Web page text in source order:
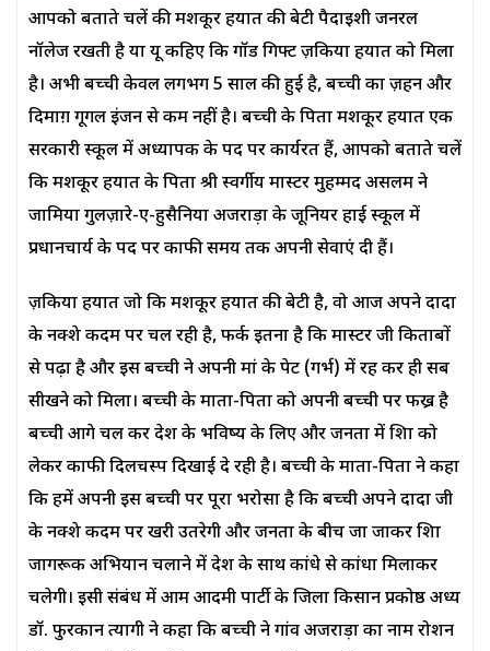
आपको बताते चलें की मशकूर हयात की बेटी पैदाइशी जनरल
नॉलेज रखती है या यू कहिए कि गॉड गिफ्ट ज़किया हयात को मिला
है। अभी बच्ची केवल लगभग 5 साल की हुई है, बच्ची का ज़हन और
दिमाग़ गूगल इंजन से कम नहीं है। बच्ची के पिता मशकूर हयात एक
सरकारी स्कूल में अध्यापक के पद पर कार्यरत हैं, आपको बताते चलें
कि मशकूर हयात के पिता श्री स्वर्गीय मास्टर मुहम्मद असलम ने
जामिया गुलज़ारे-ए-हुसैनिया अजराड़ा के जूनियर हाई स्कूल में
प्रधानचार्य के पद पर काफी समय तक अपनी सेवाएं दी हैं।
ज़किया हयात जो कि मशकूर हयात की बेटी है, वो आज अपने दादा
के नक्शे कदम पर चल रही है, फर्क इतना है कि मास्टर जी किताबों
से पढ़ा है और इस बच्ची ने अपनी मां के पेट (गर्भ) में रह कर ही सब
सीखने को मिला। बच्ची के माता-पिता को अपनी बच्ची पर फख्र है
बच्ची आगे चल कर देश के भविष्य के लिए और जनता में शिक्षा को
लेकर काफी दिलचस्प दिखाई दे रही है। बच्ची के माता-पिता ने कहा
कि हमें अपनी इस बच्ची पर पूरा भरोसा है कि बच्ची अपने दादा जी
के नक्शे कदम पर खरी उतरेगी और जनता के बीच जा जाकर शिक्षा
जागरूक अभियान चलाने में देश के साथ कांधे से कांधा मिलाकर
चलेगी। इसी संबंध में आम आदमी पार्टी के जिला किसान प्रकोष्ठ अध्यक्ष
डॉ. फुरकान त्यागी ने कहा कि बच्ची ने गांव अजराड़ा का नाम रोशन